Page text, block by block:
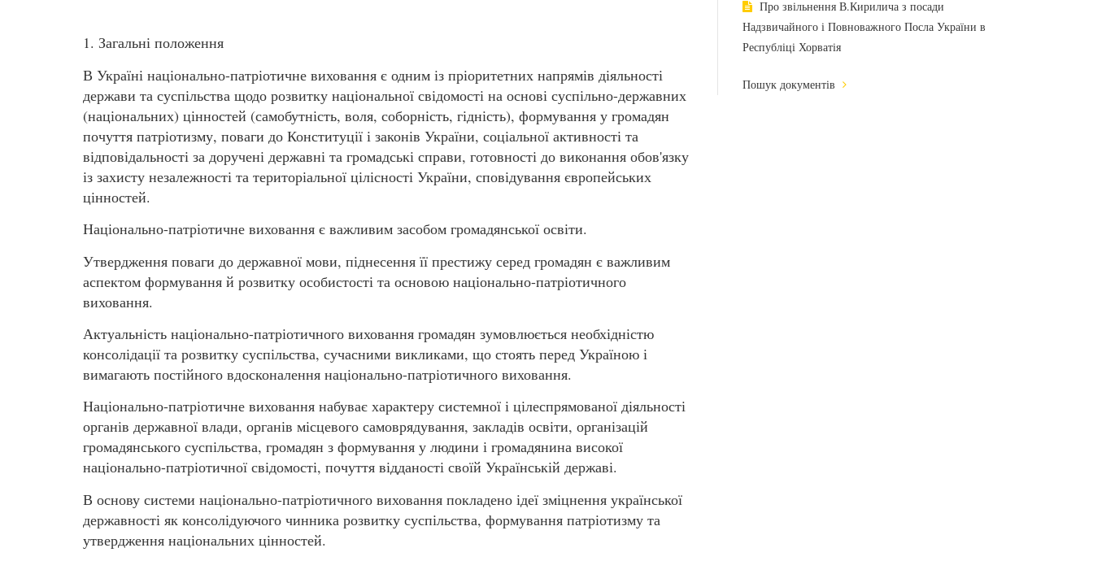
Про звільнення В.Кирилича з посади
Надзвичайного і Повноважного Посла України в
Республіці Хорватія
Пошук документів
1. Загальні положення
В Україні національно-патріотичне виховання є одним із пріоритетних напрямів діяльності
держави та суспільства щодо розвитку національної свідомості на основі суспільно-державних
(національних) цінностей (самобутність, воля, соборність, гідність), формування у громадян
почуття патріотизму, поваги до Конституції і законів України, соціальної активності та
відповідальності за доручені державні та громадські справи, готовності до виконання обов'язку
із захисту незалежності та територіальної цілісності України, сповідування європейських
цінностей.
Національно-патріотичне виховання є важливим засобом громадянської освіти.
Утвердження поваги до державної мови, піднесення її престижу серед громадян є важливим
аспектом формування й розвитку особистості та основою національно-патріотичного
виховання.
Актуальність національно-патріотичного виховання громадян зумовлюється необхідністю
консолідації та розвитку суспільства, сучасними викликами, що стоять перед Україною і
вимагають постійного вдосконалення національно-патріотичного виховання.
Національно-патріотичне виховання набуває характеру системної і цілеспрямованої діяльності
органів державної влади, органів місцевого самоврядування, закладів освіти, організацій
громадянського суспільства, громадян з формування у людини і громадянина високої
національно-патріотичної свідомості, почуття відданості своїй Українській державі.
В основу системи національно-патріотичного виховання покладено ідеї зміцнення української
державності як консолідуючого чинника розвитку суспільства, формування патріотизму та
утвердження національних цінностей.